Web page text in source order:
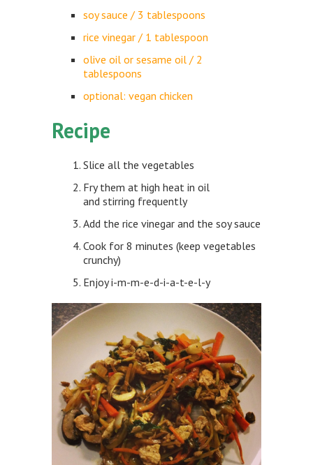
soy sauce / 3 tablespoons
rice vinegar / 1 tablespoon
olive oil or sesame oil / 2
tablespoons
optional: vegan chicken
Recipe
Slice all the vegetables
Fry them at high heat in oil
and stirring frequently
Add the rice vinegar and the soy sauce
Cook for 8 minutes (keep vegetables
crunchy)
Enjoy i-m-m-e-d-i-a-t-e-l-y